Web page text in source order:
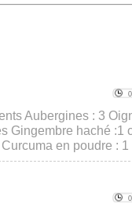
Aubergines : 3
Gingembre haché :1
en poudre :